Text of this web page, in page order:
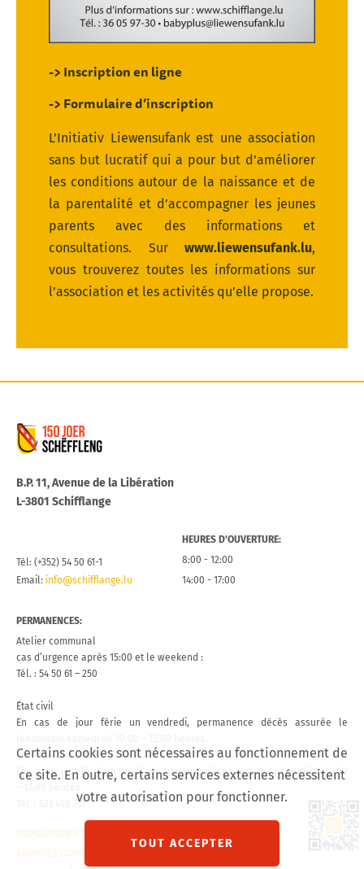
Lien
-> Inscription en ligne
-> Formulaire d’inscription
L’Initiativ Liewensufank est une association
sans but lucratif qui a pour but d’améliorer
les conditions autour de la naissance et de
la parentalité et d’accompagner les jeunes
parents avec des informations et
consultations. Sur www.liewensufank.lu,
vous trouverez toutes les informations sur
l’association et les activités qu’elle propose.
B.P. 11, Avenue de la Libération
L-3801 Schifflange
Tél: (+352) 54 50 61-1
Email: info@schifflange.lu
HEURES D’OUVERTURE:
8:00 - 12:00
14:00 - 17:00
PERMANENCES:
Atelier communal
cas d’urgence après 15:00 et le weekend :
Tél. : 54 50 61 – 250
État civil
En cas de jour férie un vendredi, permanence décès assurée le
En cas de jour férié un lundi, permanence décès assurée le lundi de 10:00
Tél. : 621 458 757
POPULATION ET ÉTAT CIVIL
SERVICES COMMUNAUX
Certains cookies sont nécessaires au fonctionnement de
ce site. En outre, certains services externes nécessitent
votre autorisation pour fonctionner.
TOUT ACCEPTER